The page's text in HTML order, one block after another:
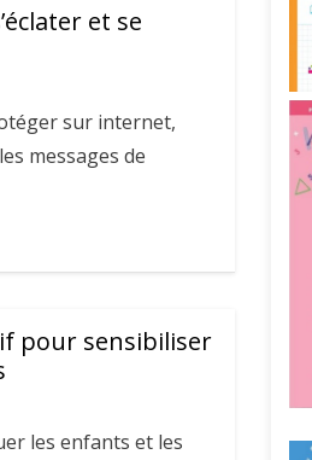
et se
sur internet,
messages de
pour sensibiliser
les enfants et les